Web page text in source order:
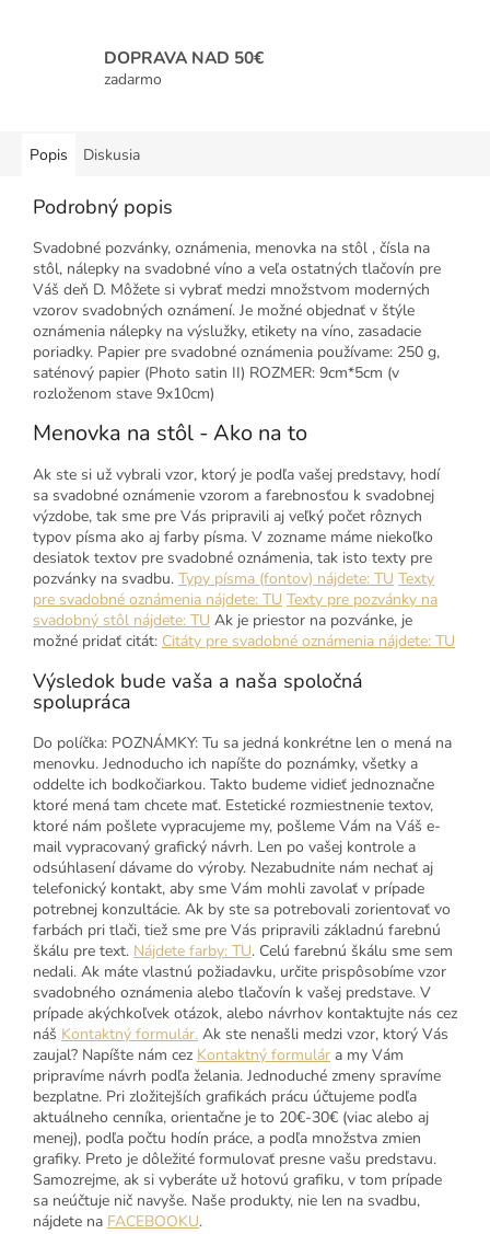
DOPRAVA NAD 50€
zadarmo
Popis Diskusia
Podrobný popis
Svadobné pozvánky, oznámenia, menovka na stôl , čísla na
stôl, nálepky na svadobné víno a veľa ostatných tlačovín pre
Váš deň D. Môžete si vybrať medzi množstvom moderných
vzorov svadobných oznámení. Je možné objednať v štýle
oznámenia nálepky na výslužky, etikety na víno, zasadacie
poriadky. Papier pre svadobné oznámenia používame: 250 g,
saténový papier (Photo satin II) ROZMER: 9cm*5cm (v
rozloženom stave 9x10cm)
Menovka na stôl - Ako na to
Ak ste si už vybrali vzor, ktorý je podľa vašej predstavy, hodí
sa svadobné oznámenie vzorom a farebnosťou k svadobnej
výzdobe, tak sme pre Vás pripravili aj veľký počet rôznych
typov písma ako aj farby písma. V zozname máme niekoľko
desiatok textov pre svadobné oznámenia, tak isto texty pre
pozvánky na svadbu. Typy písma (fontov) nájdete: TU Texty
pre svadobné oznámenia nájdete: TU Texty pre pozvánky na
svadobný stôl nájdete: TU Ak je priestor na pozvánke, je
možné pridať citát: Citáty pre svadobné oznámenia nájdete: TU
Výsledok bude vaša a naša spoločná
spolupráca
Do políčka: POZNÁMKY: Tu sa jedná konkrétne len o mená na
menovku. Jednoducho ich napíšte do poznámky, všetky a
oddelte ich bodkočiarkou. Takto budeme vidieť jednoznačne
ktoré mená tam chcete mať. Estetické rozmiestnenie textov,
ktoré nám pošlete vypracujeme my, pošleme Vám na Váš e-
mail vypracovaný grafický návrh. Len po vašej kontrole a
odsúhlasení dávame do výroby. Nezabudnite nám nechať aj
telefonický kontakt, aby sme Vám mohli zavolať v prípade
potrebnej konzultácie. Ak by ste sa potrebovali zorientovať vo
farbách pri tlači, tiež sme pre Vás pripravili základnú farebnú
škálu pre text. Nájdete farby: TU. Celú farebnú škálu sme sem
nedali. Ak máte vlastnú požiadavku, určite prispôsobíme vzor
svadobného oznámenia alebo tlačovín k vašej predstave. V
prípade akýchkoľvek otázok, alebo návrhov kontaktujte nás cez
náš Kontaktný formulár. Ak ste nenašli medzi vzor, ktorý Vás
zaujal? Napíšte nám cez Kontaktný formulár a my Vám
pripravíme návrh podľa želania. Jednoduché zmeny spravíme
bezplatne. Pri zložitejších grafikách prácu účtujeme podľa
aktuálneho cenníka, orientačne je to 20€-30€ (viac alebo aj
menej), podľa počtu hodín práce, a podľa množstva zmien
grafiky. Preto je dôležité formulovať presne vašu predstavu.
Samozrejme, ak si vyberáte už hotovú grafiku, v tom prípade
sa neúčtuje nič navyše. Naše produkty, nie len na svadbu,
nájdete na FACEBOOKU.